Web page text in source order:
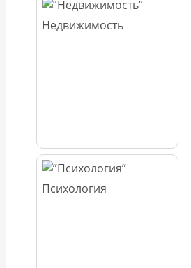
Недвижимость
Психология